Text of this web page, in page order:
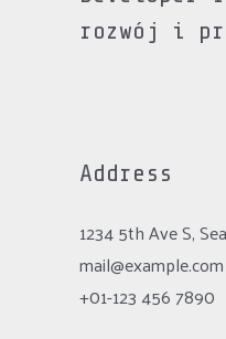
rozwój i
Address
1234 5th Ave S,
mail@example.com
+01-123 456 7890